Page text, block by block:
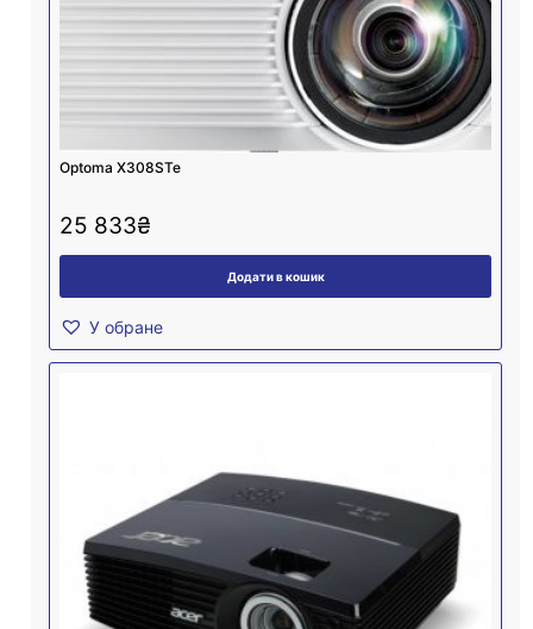
Optoma X308STe
25 833₴
Додати в кошик
У обране